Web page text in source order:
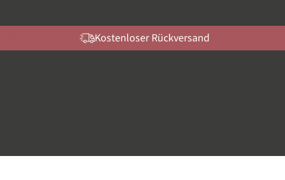
Kostenloser Rückversand